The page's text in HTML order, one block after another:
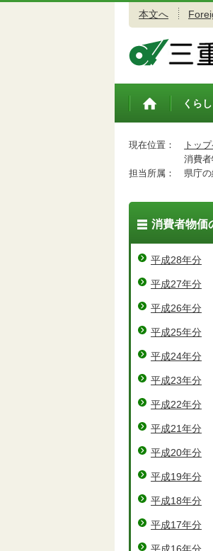
本文へ
トップペ
くら
現在位置： トッ
消費者
担当所属：
県庁
消費者物価
平成28年分
平成27年分
平成26年分
平成25年分
平成24年分
平成23年分
平成22年分
平成21年分
平成20年分
平成19年分
平成18年分
平成17年分